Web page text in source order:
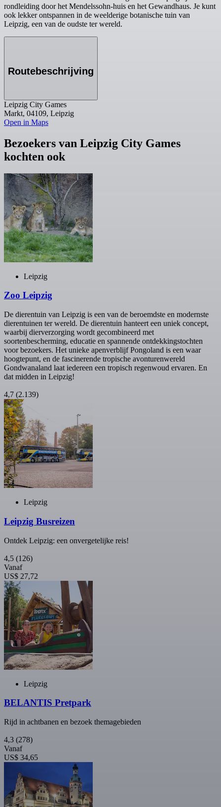
rondleiding door het Mendelssohn-huis en het Gewandhaus. Je kunt
ook lekker ontspannen in de weelderige botanische tuin van
Leipzig, een van de oudste ter wereld.
Routebeschrijving
Leipzig City Games
Markt, 04109, Leipzig
Open in Maps
Bezoekers van Leipzig City Games
kochten ook
Leipzig
Zoo Leipzig
De dierentuin van Leipzig is een van de beroemdste en modernste
dierentuinen ter wereld. De dierentuin hanteert een uniek concept,
waarbij dierverzorging wordt gecombineerd met
soortenbescherming, educatie en spannende ontdekkingstochten
voor bezoekers. Het unieke apenverblijf Pongoland is een waar
hoogtepunt, en de fascinerende tropische avonturenwereld
Gondwanaland laat iedereen een tropisch regenwoud ervaren. En
dat midden in Leipzig!
4,7 (2.139)
Leipzig
Leipzig Busreizen
Ontdek Leipzig: een onvergetelijke reis!
4,5 (126)
Vanaf
US$ 27,72
Leipzig
BELANTIS Pretpark
Rijd in achtbanen en bezoek themagebieden
4,3 (278)
Vanaf
US$ 34,65